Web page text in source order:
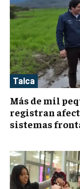
Talca
Más de mil
registran
sistemas